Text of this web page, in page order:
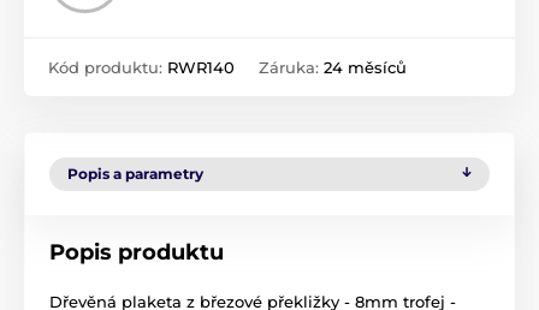
Kód produktu: RWR140 Záruka: 24 měsíců
Popis a parametry
Popis produktu
Dřevěná plaketa z březové překližky - 8mm trofej -